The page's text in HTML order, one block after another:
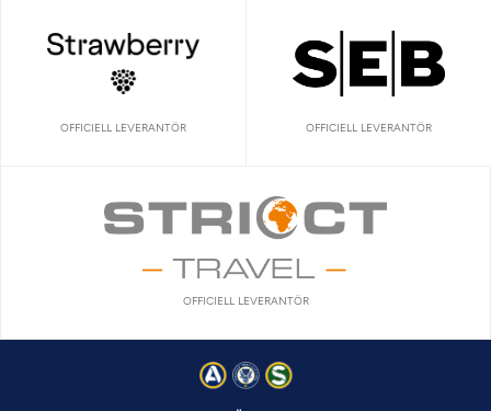
OFFICIELL LEVERANTÖR OFFICIELL LEVERANTÖR
OFFICIELL LEVERANTÖR